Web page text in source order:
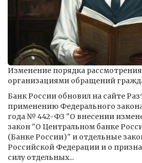
Изменение порядка
организациями обращений
Банк России обновил на сайте
применению Федерального закона
года № 442-ФЗ "О внесении
закон "О Центральном банке
(Банке России)" и отдельные
Российской Федерации и о
силу отдельных...